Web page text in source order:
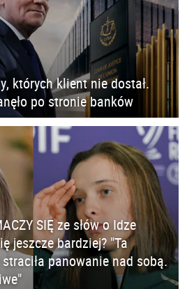
których klient nie dostał.
po stronie banków
SIĘ ze słów o Idze
jeszcze bardziej? "Ta
panowanie nad sobą.